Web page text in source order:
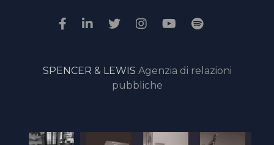
della
giuria
online
SPENCER & LEWIS Agenzia di relazioni
pubbliche